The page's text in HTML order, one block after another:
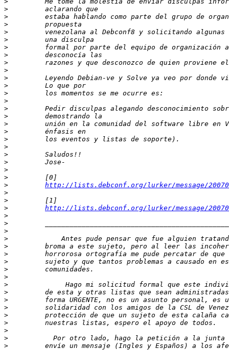
>
>
>
>
>
>
>
>
>
>
>
>
>
>
>
>
>
>
>
>
>
>
>
>
http://lists.debconf.org/lurker/message/
>
>
>
http://lists.debconf.org/lurker/message/
>
>
>
>
>
>
>
>
>
>
>
>
>
>
>
>
>
>